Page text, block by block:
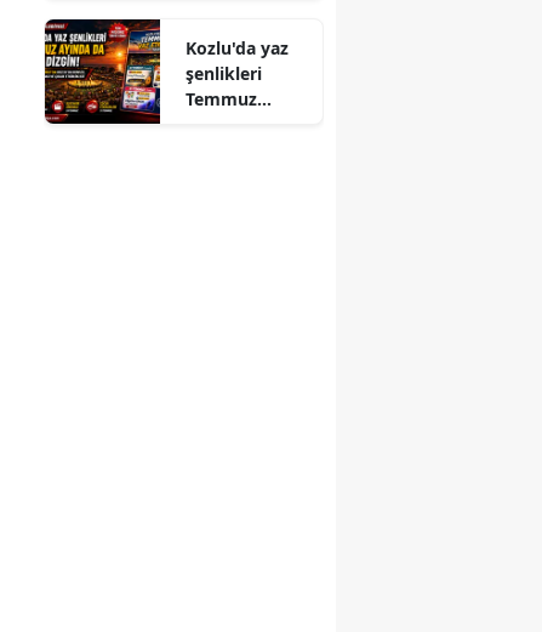
YAPILDI
Kozlu'da yaz
şenlikleri
Temmuz